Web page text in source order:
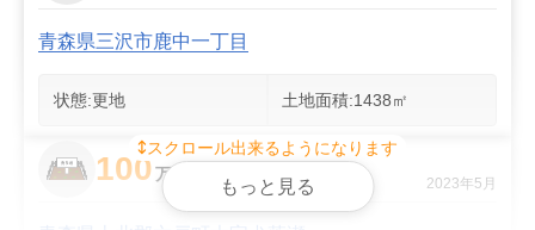
青森県三沢市鹿中一丁目
状態:更地 土地面積:1438㎡
100万円 2023年5月
スクロール出来るようになります
もっと見る